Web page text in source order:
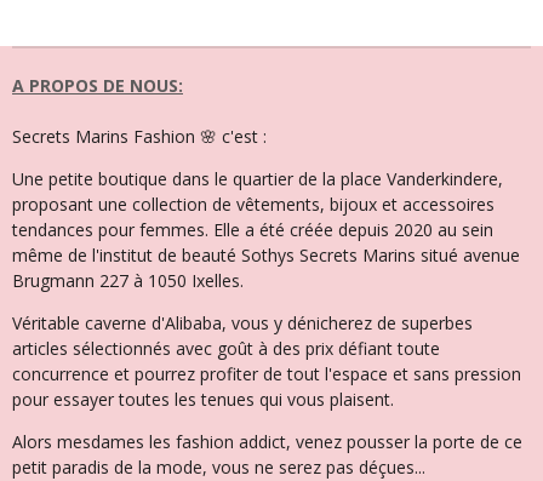
g
g
g
g
A PROPOS DE NOUS:
Secrets Marins Fashion 🌸 c'est :
Une petite boutique dans le quartier de la place Vanderkindere,
proposant une collection de vêtements, bijoux et accessoires
tendances pour femmes. Elle a été créée depuis 2020 au sein
même de l'institut de beauté Sothys Secrets Marins situé avenue
Brugmann 227 à 1050 Ixelles.
Véritable caverne d'Alibaba, vous y dénicherez de superbes
articles sélectionnés avec goût à des prix défiant toute
concurrence et pourrez profiter de tout l'espace et sans pression
pour essayer toutes les tenues qui vous plaisent.
Alors mesdames les fashion addict, venez pousser la porte de ce
petit paradis de la mode, vous ne serez pas déçues...